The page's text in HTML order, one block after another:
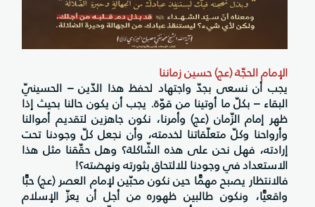
الإمام الحجّة (عج) حسين زماننا
يجب أن نسعى بجدّ واجتهاد لحفظ هذا الدّين – الحسينيّ
البقاء – بكلّ ما أوتينا من قوّة. يجب أن يكون حالنا بحيث إذا
ظهر إمام الزّمان (عج) وأمرنا، نكون جاهزين لتقديم أموالنا
وأرواحنا وكلّ متعلّقاتنا لخدمته، وأن نجعل كلّ وجودنا تحت
إرادته، فهل نحن على هذه الشّاكلة؟ وهل حقّقنا مثل هذا
الاستعداد في وجودنا للالتحاق بثورته ونهضته؟!
فالانتظار يصبح مهمًّا حين نكون محبّين لإمام العصر (عج) حبًّا
واقعيًّا، ونكون طالبين ظهوره من أجل أن يعزّ الإسلام